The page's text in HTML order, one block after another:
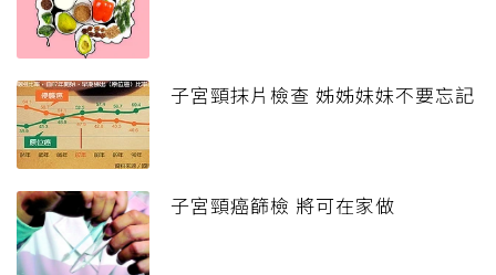
子宮頸抹片檢查 姊姊妹妹不要忘記
子宮頸癌篩檢 將可在家做